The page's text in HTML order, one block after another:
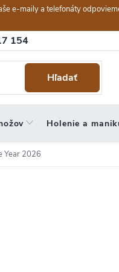
e-maily a telefonáty
154
podmienky
Hľadať
Holenie a
Year 2026